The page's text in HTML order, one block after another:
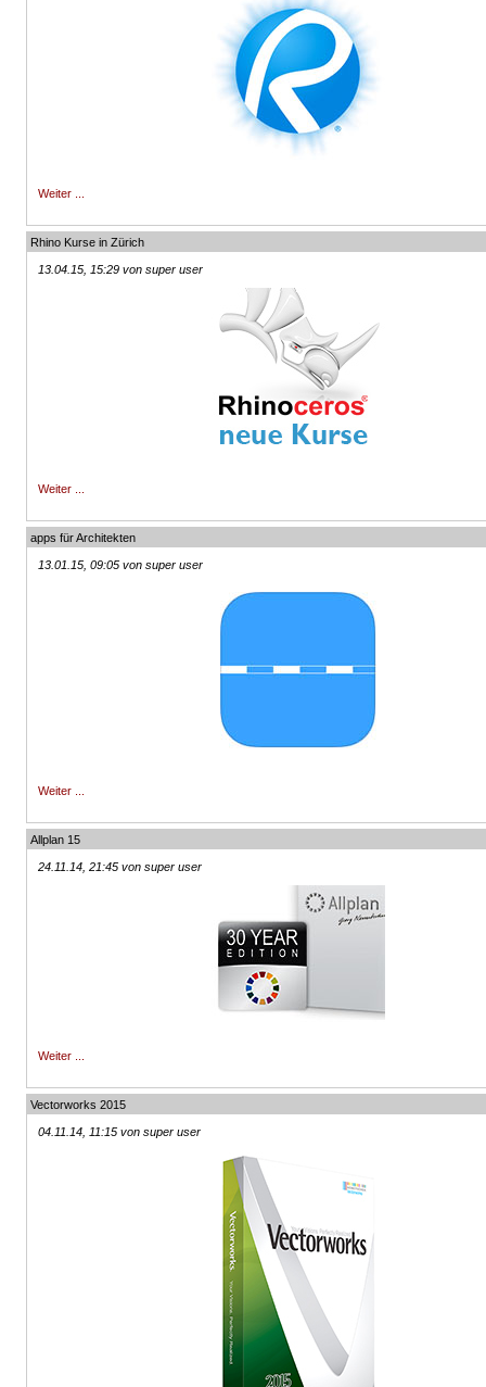
Weiter ...
Rhino Kurse in Zürich
13.04.15, 15:29 von super user
Weiter ...
apps für Architekten
13.01.15, 09:05 von super user
Weiter ...
Allplan 15
24.11.14, 21:45 von super user
Weiter ...
Vectorworks 2015
04.11.14, 11:15 von super user